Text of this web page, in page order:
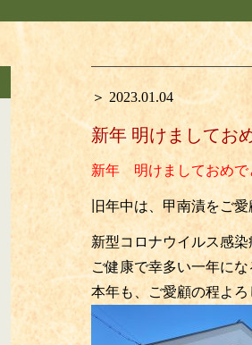
＞ 2023.01.04
新年 明けましてお
新年 明けましておめで
旧年中は、甲南漬をご
新型コロナウイルス感
ご健康で幸多い一年に
本年も、ご愛顧の程よろ